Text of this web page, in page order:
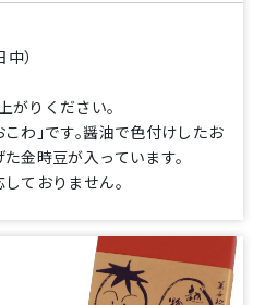
）
りください。
わ」です。醤油で色付けしたお
金時豆が入っています。
ておりません。